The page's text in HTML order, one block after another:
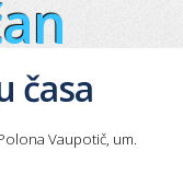
časa
Vaupotič, um.